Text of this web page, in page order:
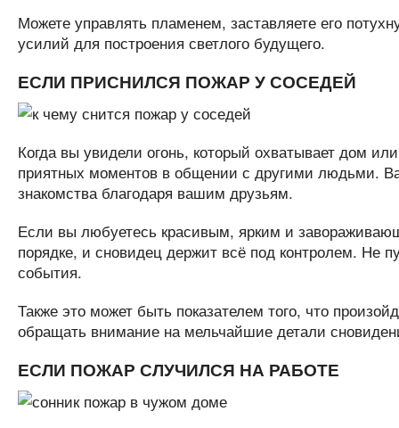
Можете управлять пламенем, заставляете его
усилий для построения светлого будущего.
ЕСЛИ ПРИСНИЛСЯ ПОЖАР У СОСЕДЕЙ
Когда вы увидели огонь, который охватывает дом
приятных моментов в общении с другими людьми.
знакомства благодаря вашим друзьям.
Если вы любуетесь красивым, ярким и
порядке, и сновидец держит всё под контролем. Не
события.
Также это может быть показателем того, что
обращать внимание на мельчайшие детали
ЕСЛИ ПОЖАР СЛУЧИЛСЯ НА РАБОТЕ